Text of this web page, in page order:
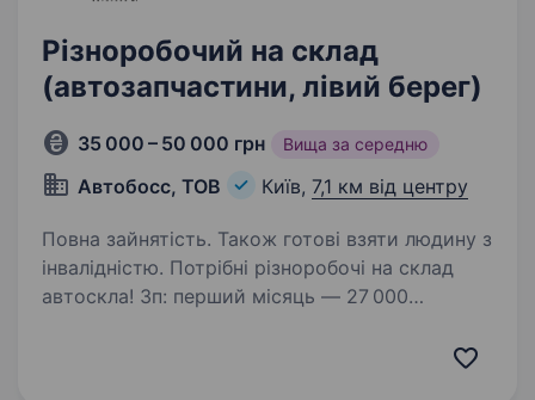
Різноробочий на склад
(автозапчастини, лівий берег)
35 000 – 50 000 грн Вища за середню
Автобосс, ТОВ Київ, 7,1 км від центру
Повна зайнятість. Також готові взяти людину з
інвалідністю. Потрібні різноробочі на склад
автоскла! Зп: перший місяць — 27 000
35000−50000. Графік: пн-пт, 8/17,9/18,10/19 +